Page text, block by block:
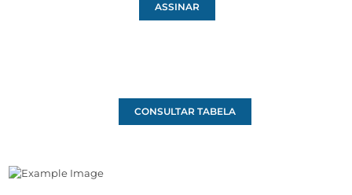
ASSINAR
CONSULTAR TABELA